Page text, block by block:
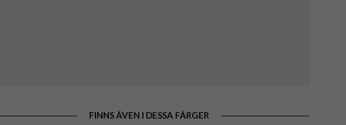
FINNS ÄVEN I DESSA FÄRGER